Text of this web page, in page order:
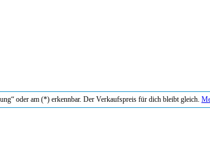
oder am (*) erkennbar. Der Verkaufspreis für dich bleibt gleich.